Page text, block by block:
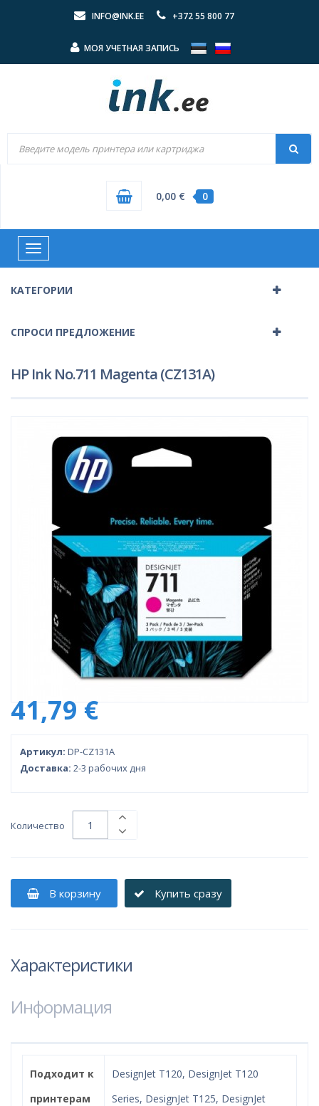
INFO@INK.EE +372 55 800 77
МОЯ УЧЕТНАЯ ЗАПИСЬ
0
0,00 €
Toggle
navigation
КАТЕГОРИИ
СПРОСИ ПРЕДЛОЖЕНИЕ
HP Ink No.711 Magenta (CZ131A)
41,79 €
Артикул: DP-CZ131A
Доставка: 2-3 рабочих дня
Количество
В корзину Купить сразу
Характеристики
Информация
Подходит к
принтерам
DesignJet T120, DesignJet T120
Series, DesignJet T125, DesignJet